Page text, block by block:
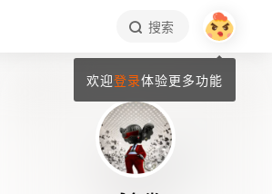
搜索
欢迎登录体验更多功能